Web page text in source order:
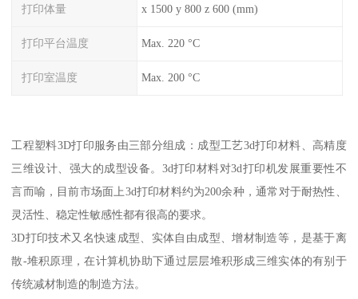
打印体量 x 1500 y 800 z 600 (mm)
打印平台温度 Max. 220 °C
打印室温度 Max. 200 °C
工程塑料3D打印服务由三部分组成：成型工艺3d打印材料、高精度
三维设计、强大的成型设备。3d打印材料对3d打印机发展重要性不
言而喻，目前市场面上3d打印材料约为200余种，通常对于耐热性、
灵活性、稳定性敏感性都有很高的要求。
3D打印技术又名快速成型、实体自由成型、增材制造等，是基于离
散-堆积原理，在计算机协助下通过层层堆积形成三维实体的有别于
传统减材制造的制造方法。